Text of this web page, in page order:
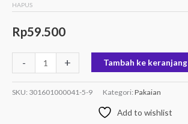
HAPUS
Rp59.500
- + Tambah ke keranjang
SKU: 301601000041-5-9 Kategori: Pakaian
Add to wishlist